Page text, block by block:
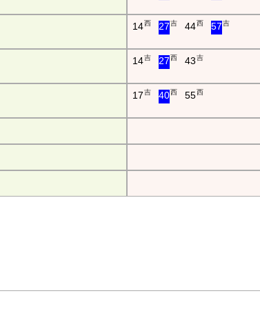
14西 27吉 44西 57 吉
14吉 27西 43 吉
17吉 40西 55西